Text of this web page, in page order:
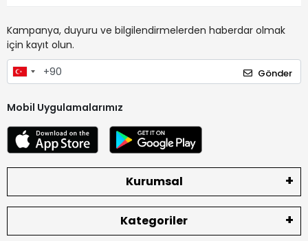
Kampanya, duyuru ve bilgilendirmelerden haberdar olmak
için kayıt olun.
Gönder
Mobil Uygulamalarımız
Kurumsal
Kategoriler